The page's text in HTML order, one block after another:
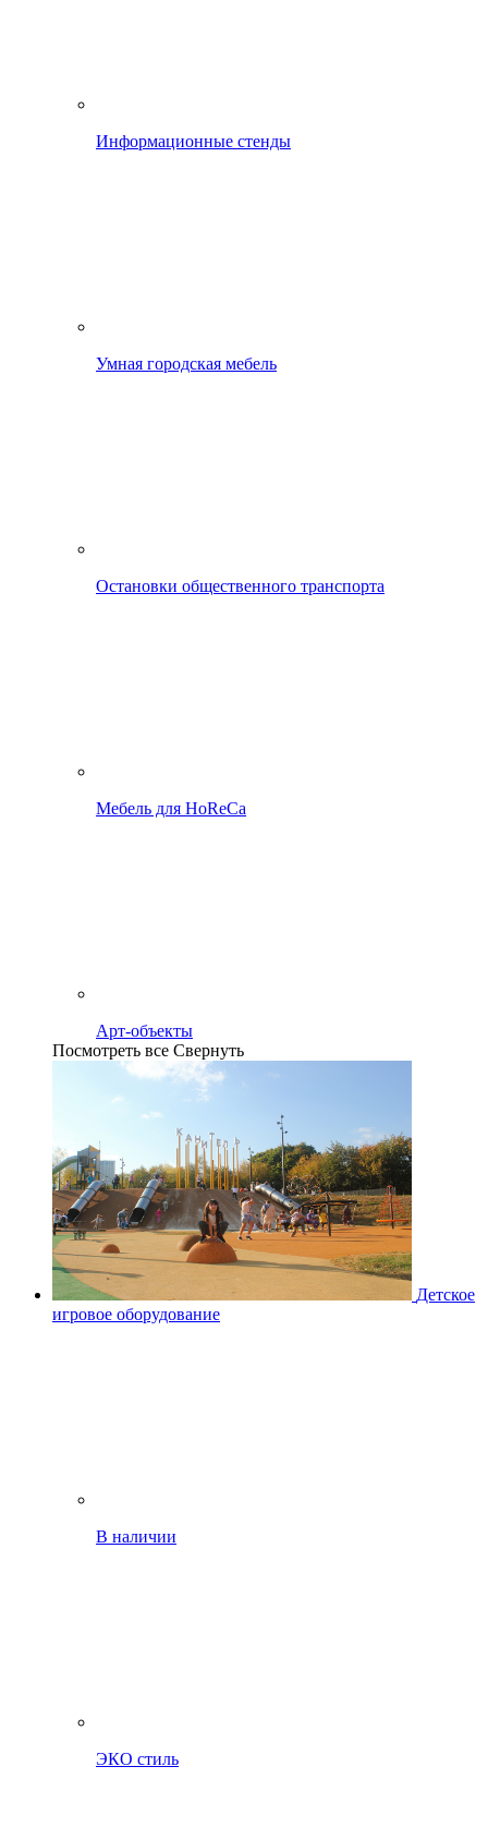
Информационные стенды
Умная городская мебель
Остановки общественного транспорта
Мебель для HoReCa
Арт-объекты
Посмотреть все Свернуть
Детское
игровое оборудование
В наличии
ЭКО стиль